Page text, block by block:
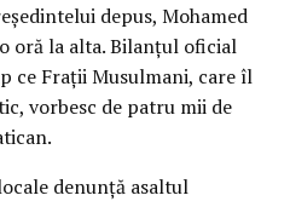
depus, Mohamed
oră la alta. Bilanţul oficial
ce Fraţii Musulmani, care îl
vorbesc de patru mii de
denunţă asaltul